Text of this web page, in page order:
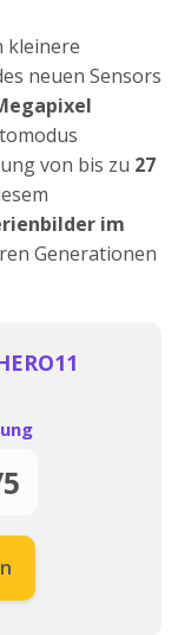
kleinere
neuen Sensors
von bis zu 27
im
Generationen